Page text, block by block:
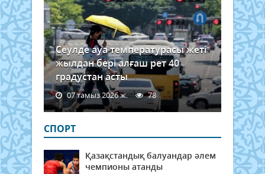
Сеулде ауа температурасы жеті
жылдан бері алғаш рет 40
градустан асты
07 тамыз 2026 ж. 78
СПОРТ
Қазақстандық балуандар әлем
чемпионы атанды